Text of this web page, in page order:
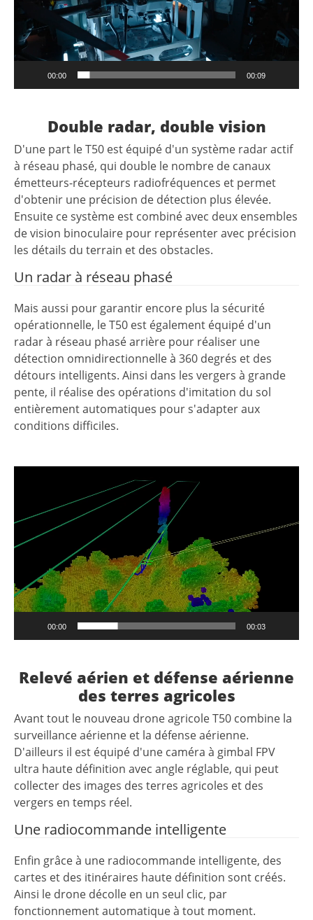
00:00 00:09
Double radar, double vision
D'une part le T50 est équipé d'un système radar actif
à réseau phasé, qui double le nombre de canaux
émetteurs-récepteurs radiofréquences et permet
d'obtenir une précision de détection plus élevée.
Ensuite ce système est combiné avec deux ensembles
de vision binoculaire pour représenter avec précision
les détails du terrain et des obstacles.
Un radar à réseau phasé
Mais aussi pour garantir encore plus la sécurité
opérationnelle, le T50 est également équipé d'un
radar à réseau phasé arrière pour réaliser une
détection omnidirectionnelle à 360 degrés et des
détours intelligents. Ainsi dans les vergers à grande
pente, il réalise des opérations d'imitation du sol
entièrement automatiques pour s'adapter aux
conditions difficiles.
00:00 00:03
Relevé aérien et défense aérienne
des terres agricoles
Avant tout le nouveau drone agricole T50 combine la
surveillance aérienne et la défense aérienne.
D'ailleurs il est équipé d'une caméra à gimbal FPV
ultra haute définition avec angle réglable, qui peut
collecter des images des terres agricoles et des
vergers en temps réel.
Une radiocommande intelligente
Enfin grâce à une radiocommande intelligente, des
cartes et des itinéraires haute définition sont créés.
Ainsi le drone décolle en un seul clic, par
fonctionnement automatique à tout moment.